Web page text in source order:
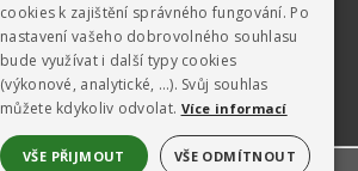
cookies k zajištění správného fungování. Po
nastavení vašeho dobrovolného souhlasu
bude využívat i další typy cookies
(výkonové, analytické, …). Svůj souhlas
můžete kdykoliv odvolat. Více informací
VŠE PŘIJMOUT VŠE ODMÍTNOUT